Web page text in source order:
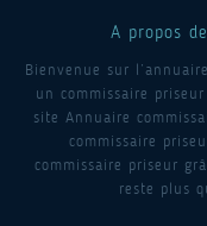
A propos
Bienvenue sur
un commissaire
site Annuaire
commissaire
commissaire priseur
reste plus